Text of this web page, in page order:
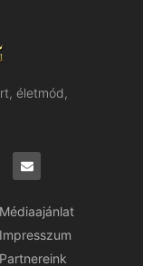
életmód,
Médiaajánlat
Impresszum
Partnereink